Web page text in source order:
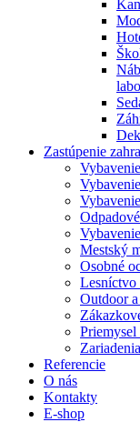
Zastúpenie
Mestský
Osobné
Outdoor
Priemysel
Referencie
O nás
Kontakty
E-shop